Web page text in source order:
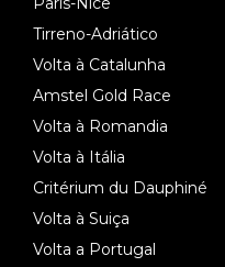
Tirreno-Adriático
Volta à Catalunha
Amstel Gold Race
Volta à Romandia
Volta à Itália
Critérium du Dauphiné
Volta à Suiça
Volta a Portugal